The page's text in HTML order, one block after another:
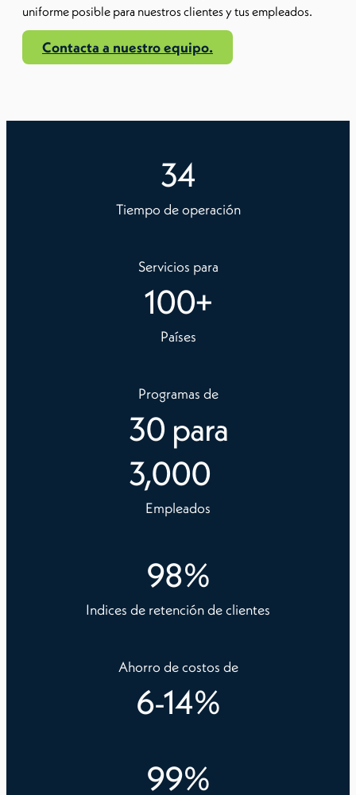
uniforme posible para nuestros clientes y tus empleados.
Contacta a nuestro equipo.
34
Tiempo de operación
Servicios para
100+
Países
Programas de
30 para
3,000
Empleados
98%
Indices de retención de clientes
Ahorro de costos de
6-14%
99%